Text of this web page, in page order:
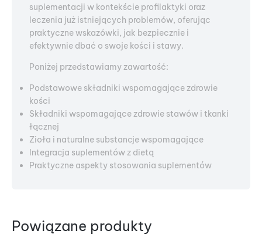
suplementacji w kontekście profilaktyki oraz
leczenia już istniejących problemów, oferując
praktyczne wskazówki, jak bezpiecznie i
efektywnie dbać o swoje kości i stawy.
Poniżej przedstawiamy zawartość:
Podstawowe składniki wspomagające zdrowie
kości
Składniki wspomagające zdrowie stawów i tkanki
łącznej
Zioła i naturalne substancje wspomagające
Integracja suplementów z dietą
Praktyczne aspekty stosowania suplementów
Powiązane produkty